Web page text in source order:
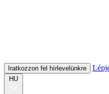
Iratkozzon fel hírlevelünkre
HU